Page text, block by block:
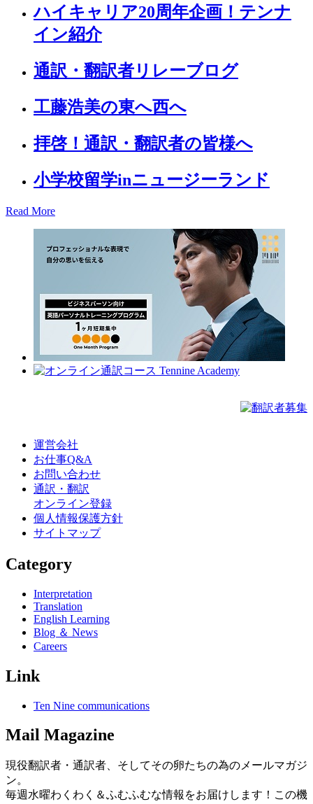
ハイキャリア20周年企画！テンナ
イン紹介
通訳・翻訳者リレーブログ
工藤浩美の東へ西へ
拝啓！通訳・翻訳者の皆様へ
小学校留学inニュージーランド
Read More
運営会社
お仕事Q&A
お問い合わせ
通訳・翻訳
オンライン登録
個人情報保護方針
サイトマップ
Category
Interpretation
Translation
English Learning
Blog ＆ News
Careers
Link
Ten Nine communications
Mail Magazine
現役翻訳者・通訳者、そしてその卵たちの為のメールマガジ
ン。
毎週水曜わくわく＆ふむふむな情報をお届けします！この機